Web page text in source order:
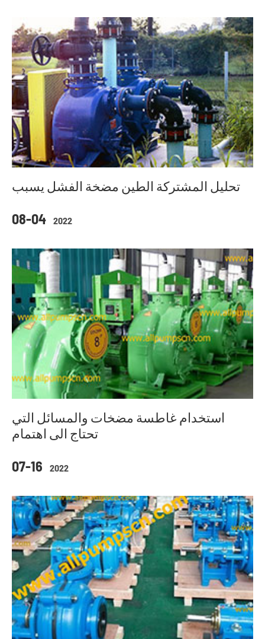
08-04 2022
تحليل المشتركة الطين مضخة الفشل يسبب
07-16 2022
استخدام غاطسة مضخات والمسائل التي
تحتاج الى اهتمام